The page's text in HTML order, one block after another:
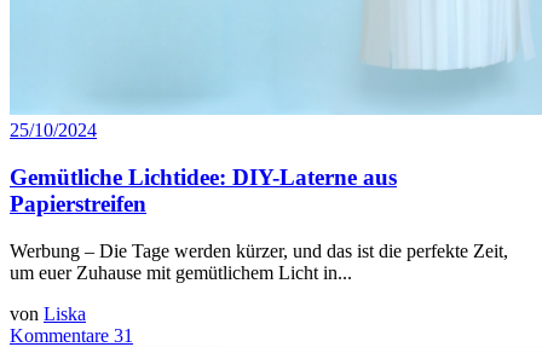
25/10/2024
Gemütliche Lichtidee: DIY-Laterne aus
Papierstreifen
Werbung – Die Tage werden kürzer, und das ist die perfekte Zeit,
um euer Zuhause mit gemütlichem Licht in...
von Liska
Kommentare 31